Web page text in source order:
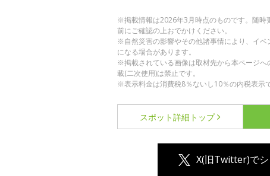
※掲載情報は2026年3月時点のものです。随時
前にご確認の上おでかけください。
※自然災害の影響やその他諸事情により、イ
になる場合があります。
※掲載されている画像は取材先から本ページ
載(二次使用)は禁止です。
※表示料金は消費税8％ないし10％の内税表示で
スポット詳細 トップ
X(旧Twitter)で